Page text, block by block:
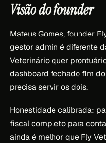
Visão do founder
Mateus Gomes, founder
gestor admin é diferente
Veterinário quer
dashboard fechado fim
precisa servir os dois.
Honestidade calibrada:
fiscal completo para
ainda é melhor que Fly